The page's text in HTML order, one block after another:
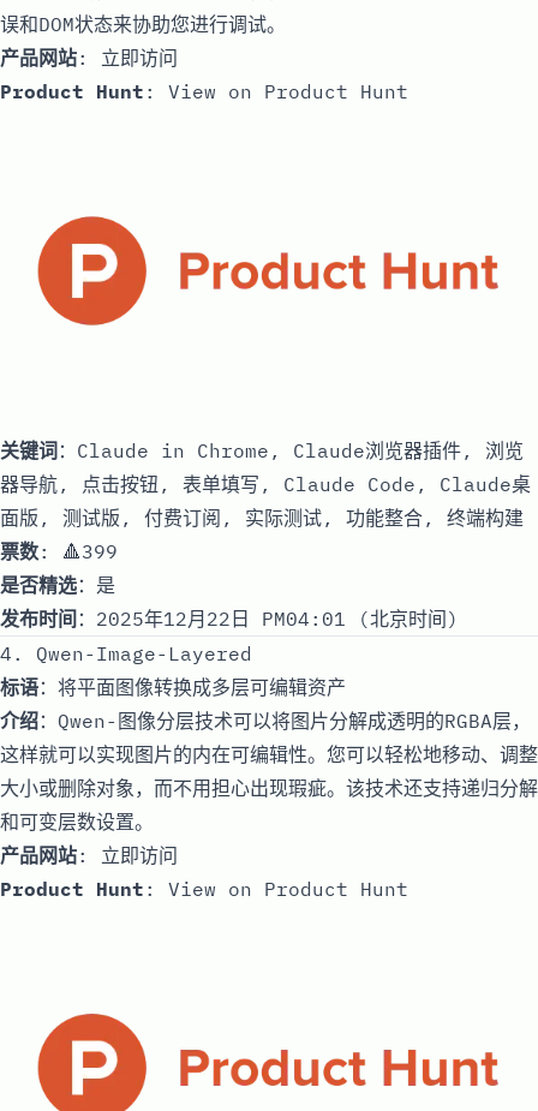
误和DOM状态来协助您进行调试。
产品网站: 立即访问
Product Hunt : View on Product Hunt
关键词：Claude in Chrome, Claude浏览器插件, 浏览
器导航, 点击按钮, 表单填写, Claude Code, Claude桌
面版, 测试版, 付费订阅, 实际测试, 功能整合, 终端构建
票数: 🔺399
是否精选：是
发布时间 ：2025年12月22日 PM04:01 (北京时间)
4. Qwen-Image-Layered
标语：将平面图像转换成多层可编辑资产
介绍：Qwen-图像分层技术可以将图片分解成透明的RGBA层，
这样就可以实现图片的内在可编辑性。您可以轻松地移动、调整
大小或删除对象，而不用担心出现瑕疵。该技术还支持递归分解
和可变层数设置。
产品网站: 立即访问
Product Hunt : View on Product Hunt